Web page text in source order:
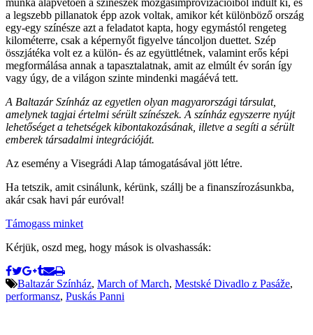
a legszebb pillanatok épp azok voltak, amikor két különböző ország
egy-egy színésze azt a feladatot kapta, hogy egymástól rengeteg
kilométerre, csak a képernyőt figyelve táncoljon duettet. Szép
összjátéka volt ez a külön- és az együttlétnek, valamint erős képi
megformálása annak a tapasztalatnak, amit az elmúlt év során így
vagy úgy, de a világon szinte mindenki magáévá tett.
A Baltazár Színház az egyetlen olyan magyarországi társulat,
amelynek tagjai értelmi sérült színészek. A színház egyszerre nyújt
lehetőséget a tehetségek kibontakozásának, illetve a segíti a sérült
emberek társadalmi integrációját.
Az esemény a Visegrádi Alap támogatásával jött létre.
Ha tetszik, amit csinálunk, kérünk, szállj be a finanszírozásunkba,
akár csak havi pár euróval!
Támogass minket
Kérjük, oszd meg, hogy mások is olvashassák:
Baltazár Színház, March of March, Mestské Divadlo z Pasáže,
performansz, Puskás Panni